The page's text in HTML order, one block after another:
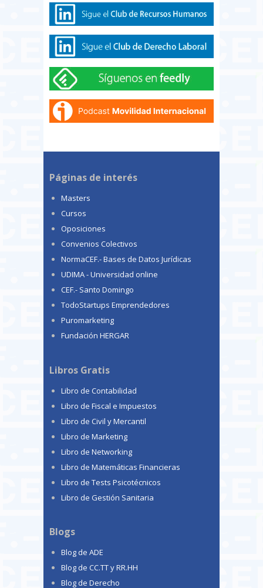
Páginas de interés
Masters
Cursos
Oposiciones
Convenios Colectivos
NormaCEF.- Bases de Datos Jurídicas
UDIMA - Universidad online
CEF.- Santo Domingo
TodoStartups Emprendedores
Puromarketing
Fundación HERGAR
Libros Gratis
Libro de Contabilidad
Libro de Fiscal e Impuestos
Libro de Civil y Mercantil
Libro de Marketing
Libro de Networking
Libro de Matemáticas Financieras
Libro de Tests Psicotécnicos
Libro de Gestión Sanitaria
Blogs
Blog de ADE
Blog de CC.TT y RR.HH
Blog de Derecho